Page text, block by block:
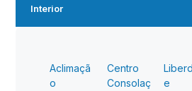
Interior
Aclimaçã
o
Centro
Consolaç
e